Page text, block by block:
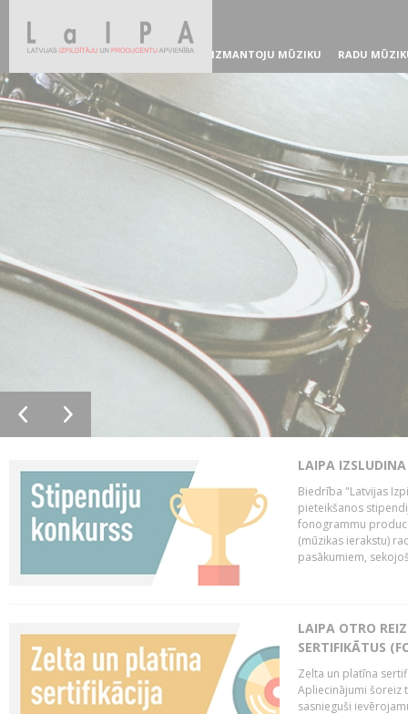
IZMANTOJU MŪZIKU RADU
LAIPA
Biedrība "Latvijas
pieteikšanos
fonogrammu
(mūzikas ierakstu)
pasākumiem,
LAIPA OTRO
SERTIFIKĀTUS
Zelta un platīna
Apliecinājumi šoreiz
sasnieguši